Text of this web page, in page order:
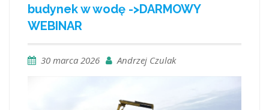
budynek w wodę ->DARMOWY
WEBINAR
30 marca 2026 Andrzej Czulak